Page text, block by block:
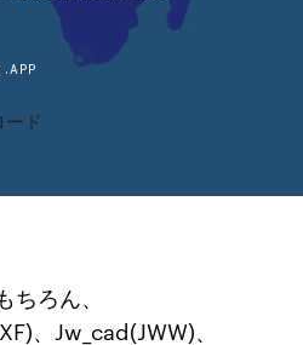
ード
ろん、
、Jw_cad(JWW)、